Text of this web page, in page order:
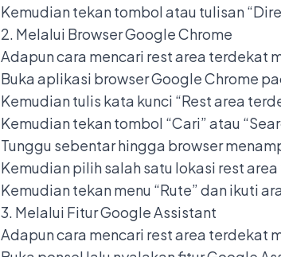
Kemudian tekan tombol atau tulisan
2. Melalui Browser Google Chrome
Adapun cara mencari rest area terdekat
Buka aplikasi browser Google Chrome
Kemudian tulis kata kunci “Rest area
Kemudian tekan tombol “Cari” atau
Tunggu sebentar hingga browser
Kemudian pilih salah satu lokasi rest
Kemudian tekan menu “Rute” dan ikuti
3. Melalui Fitur Google Assistant
Adapun cara mencari rest area terdekat